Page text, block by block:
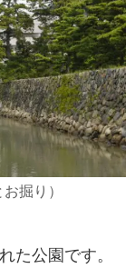
掘り）
た公園です。